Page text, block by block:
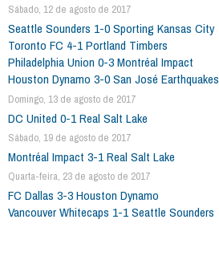
Sábado, 12 de agosto de 2017
Seattle Sounders 1-0 Sporting Kansas City
Toronto FC 4-1 Portland Timbers
Philadelphia Union 0-3 Montréal Impact
Houston Dynamo 3-0 San José Earthquakes
Domingo, 13 de agosto de 2017
DC United 0-1 Real Salt Lake
Sábado, 19 de agosto de 2017
Montréal Impact 3-1 Real Salt Lake
Quarta-feira, 23 de agosto de 2017
FC Dallas 3-3 Houston Dynamo
Vancouver Whitecaps 1-1 Seattle Sounders